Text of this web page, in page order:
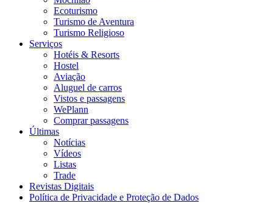
Ecoturismo
Turismo de Aventura
Turismo Religioso
Serviços
Hotéis & Resorts
Hostel
Aviação
Aluguel de carros
Vistos e passagens
WePlann
Comprar passagens
Últimas
Notícias
Vídeos
Listas
Trade
Revistas Digitais
Política de Privacidade e Proteção de Dados